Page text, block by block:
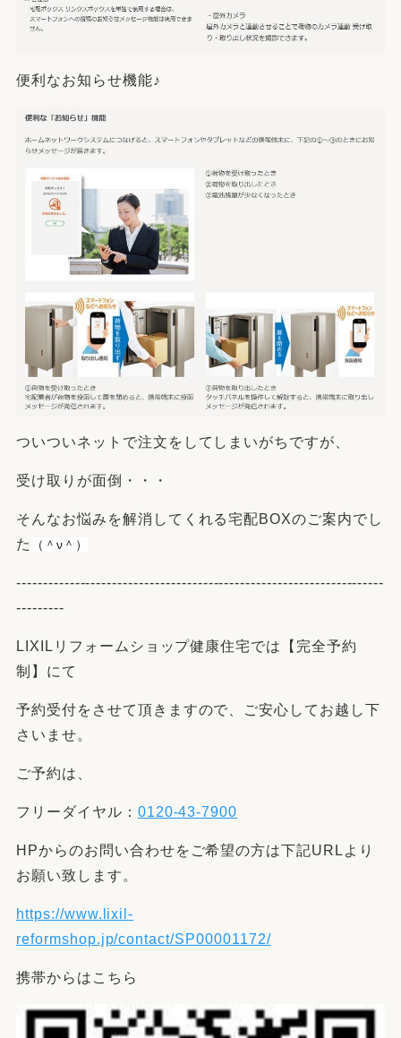
便利なお知らせ機能♪
ついついネットで注文をしてしまいがちですが、
受け取りが面倒・・・
そんなお悩みを解消してくれる宅配BOXのご案内でし
た
（＾ν＾）
---------------------------------------------------------------------
---------
LIXILリフォームショップ健康住宅では【完全予約
制】にて
予約受付をさせて頂きますので、ご安心してお越し下
さいませ。
ご予約は、
フリーダイヤル： 0120-43-7900
HPからのお問い合わせをご希望の方は下記URLより
お願い致します。
https://www.lixil-
reformshop.jp/contact/SP00001172/
携帯からはこちら